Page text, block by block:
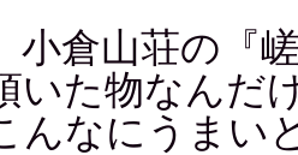
倉山荘の『
いた物なんだ
んなにうまい